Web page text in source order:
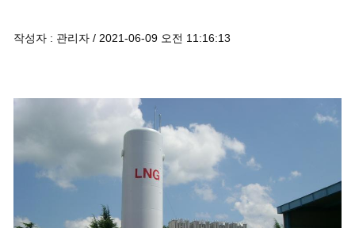
작성자 : 관리자 / 2021-06-09 오전 11:16:13